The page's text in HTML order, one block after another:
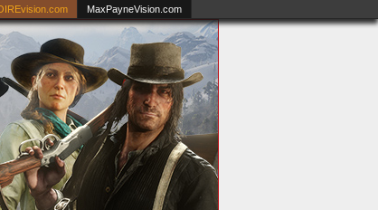
MaxPayneVision.com